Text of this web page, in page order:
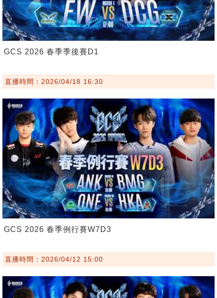
GCS 2026 春季季後賽D1
直播時間：2026/04/18 16:30
GCS 2026 春季例行賽W7D3
直播時間：2026/04/12 15:00